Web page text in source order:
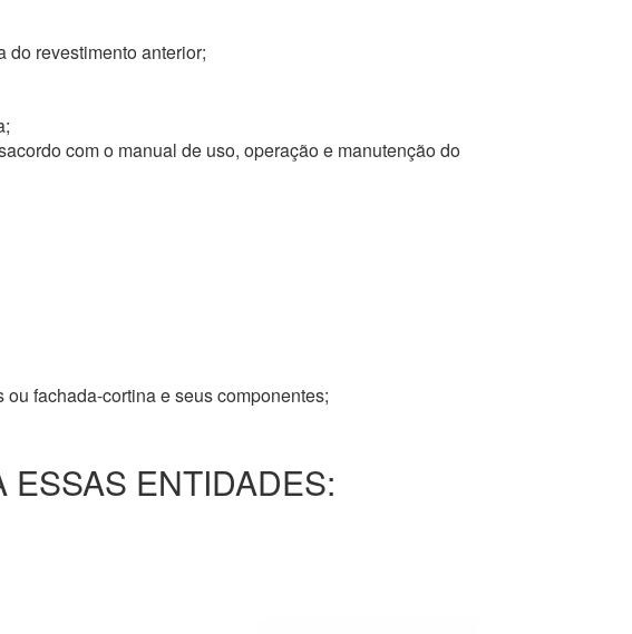
do revestimento anterior;
com o manual de uso, operação e manutenção do
fachada-cortina e seus componentes;
ENTIDADES: